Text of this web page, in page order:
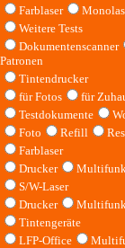
Farblaser
Weitere Tests
Dokumentenscanner
Patronen
Tintendrucker
für Fotos
für
Testdokumente
Foto
Refill
Farblaser
Drucker
S/W-Laser
Drucker
Tintengeräte
LFP-Office